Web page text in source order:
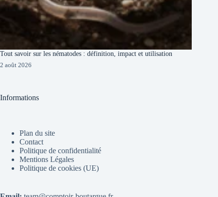
Tout savoir sur les nématodes : définition, impact et utilisation
2 août 2026
Informations
Plan du site
Contact
Politique de confidentialité
Mentions Légales
Politique de cookies (UE)